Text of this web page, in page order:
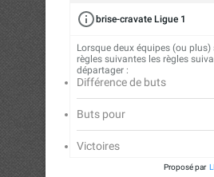
brise-cravate Ligue 1
Lorsque deux équipes (ou
règles suivantes les règles
départager :
Différence de buts
Buts pour
Victoires
Proposé par